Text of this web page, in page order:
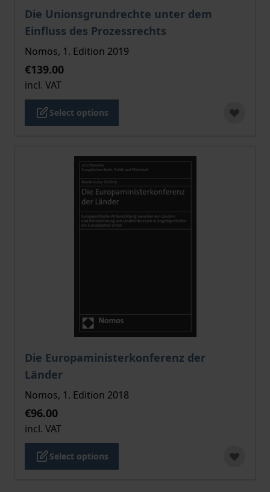
Die Unionsgrundrechte unter dem
Einfluss des Prozessrechts
The price depends on the options chosen on the
Nomos, 1. Edition 2019
€139.00
incl. VAT
Select options
Die Europaministerkonferenz der
Länder
The price depends on the options chosen on the
Nomos, 1. Edition 2018
€96.00
incl. VAT
Select options